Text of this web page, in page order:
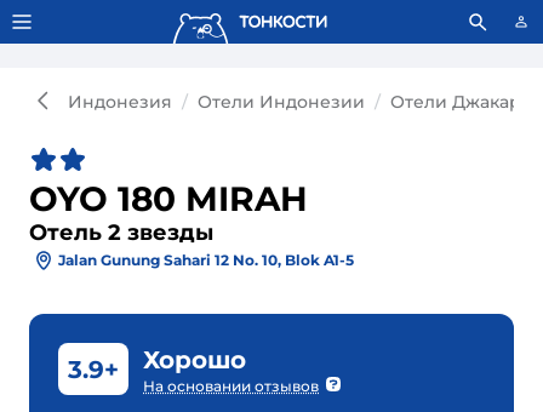
Тонкости используют сookie-файлы. Что это значит?
Индонезия Отели Индонезии Отели Джакарты
OYO 180 MIRAH
Отель 2 звезды
Jalan Gunung Sahari 12 No. 10, Blok A1-5
3.9+ Хорошо
На основании отзывов